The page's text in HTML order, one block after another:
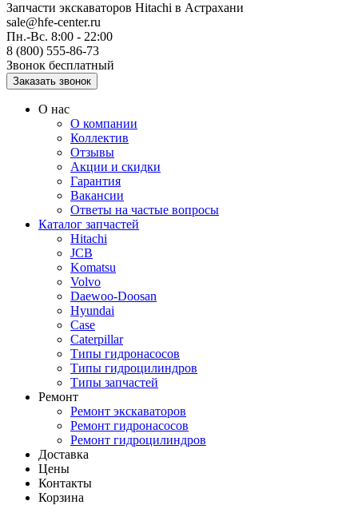
Запчасти экскаваторов Hitachi в Астрахани
sale@hfe-center.ru
Пн.-Вс. 8:00 - 22:00
8 (800) 555-86-73
Звонок бесплатный
О нас
О компании
Коллектив
Отзывы
Акции и скидки
Гарантия
Вакансии
Ответы на частые вопросы
Каталог запчастей
Hitachi
JCB
Komatsu
Volvo
Daewoo-Doosan
Hyundai
Case
Caterpillar
Типы гидронасосов
Типы гидроцилиндров
Типы запчастей
Ремонт
Ремонт экскаваторов
Ремонт гидронасосов
Ремонт гидроцилиндров
Доставка
Цены
Контакты
Корзина